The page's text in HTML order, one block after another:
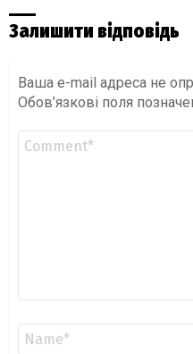
Залишити відповідь
Ваша e-mail адреса не
Обов’язкові поля